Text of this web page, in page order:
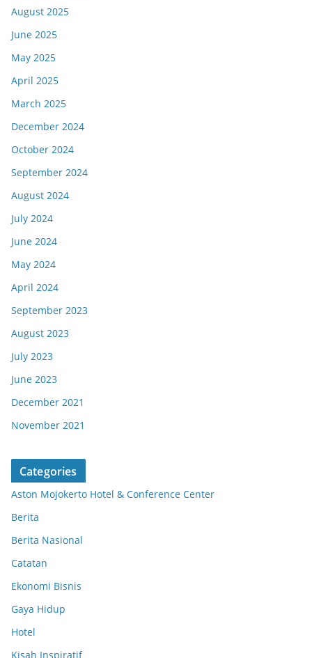
August 2025
June 2025
May 2025
April 2025
March 2025
December 2024
October 2024
September 2024
August 2024
July 2024
June 2024
May 2024
April 2024
September 2023
August 2023
July 2023
June 2023
December 2021
November 2021
Categories
Aston Mojokerto Hotel & Conference Center
Berita
Berita Nasional
Catatan
Ekonomi Bisnis
Gaya Hidup
Hotel
Kisah Inspiratif